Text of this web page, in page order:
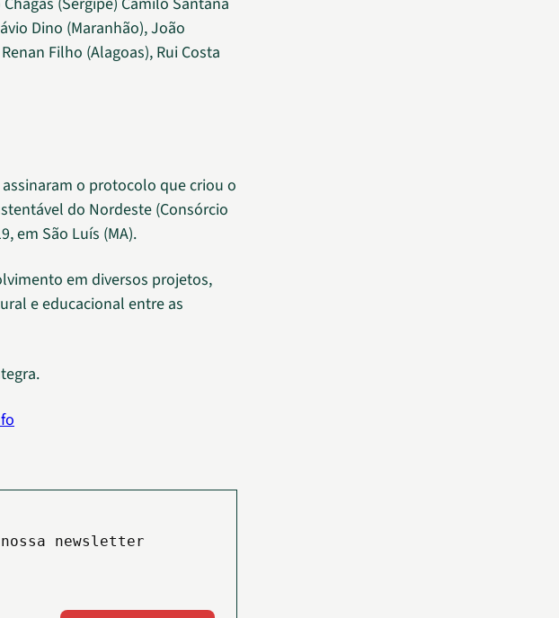
Dino (Maranhão), João
Filho (Alagoas), Rui Costa
o protocolo que criou o
do Nordeste (Consórcio
em São Luís (MA).
em diversos projetos,
e educacional entre as
newsletter